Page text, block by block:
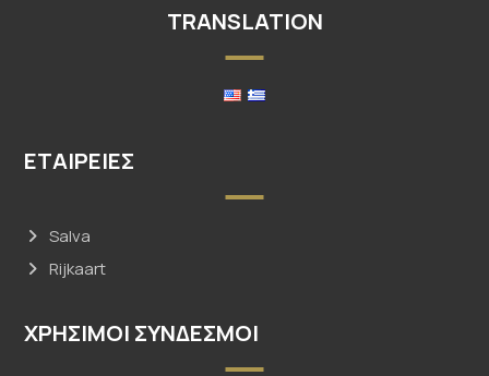
TRANSLATION
ΕΤΑΙΡΕΊΕΣ
Salva
Rijkaart
ΧΡΗΣΙΜΟΙ ΣΥΝΔΕΣΜΟΙ